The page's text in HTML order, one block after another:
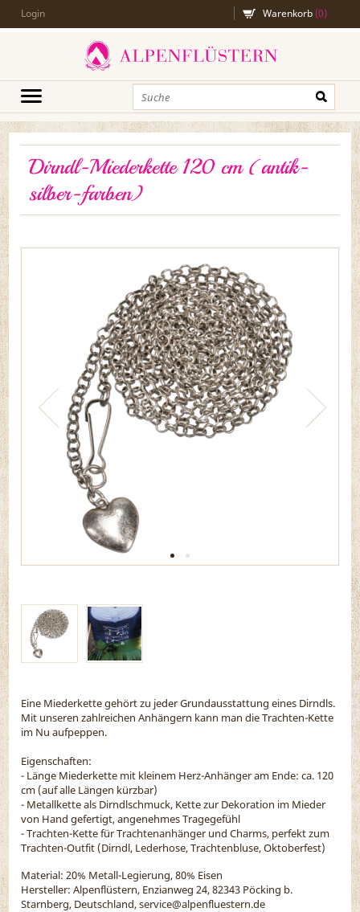
Login Warenkorb(0)
Dirndl-Miederkette 120 cm (antik-
silber-farben)
Eine Miederkette gehört zu jeder Grundausstattung eines Dirndls.
Mit unseren zahlreichen Anhängern kann man die Trachten-Kette
im Nu aufpeppen.
Eigenschaften:
- Länge Miederkette mit kleinem Herz-Anhänger am Ende: ca. 120
cm (auf alle Längen kürzbar)
- Metallkette als Dirndlschmuck, Kette zur Dekoration im Mieder
von Hand gefertigt, angenehmes Tragegefühl
- Trachten-Kette für Trachtenanhänger und Charms, perfekt zum
Trachten-Outfit (Dirndl, Lederhose, Trachtenbluse, Oktoberfest)
Material: 20% Metall-Legierung, 80% Eisen
Hersteller: Alpenflüstern, Enzianweg 24, 82343 Pöcking b.
Starnberg, Deutschland, service@alpenfluestern.de